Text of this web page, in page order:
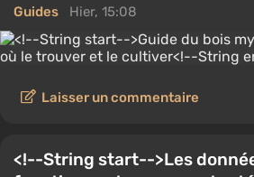
Guides Hier, 15:08
Laisser un commentaire
<!--String start-->Les